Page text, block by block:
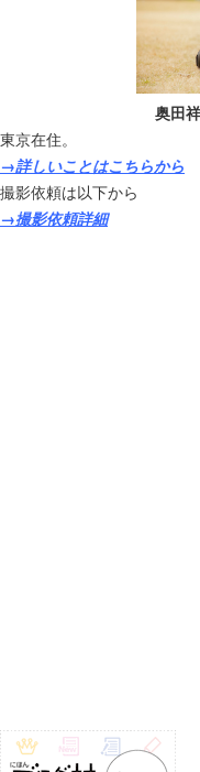
奥田
東京在住。
→詳しいことはこちらから
撮影依頼は以下から
→撮影依頼詳細